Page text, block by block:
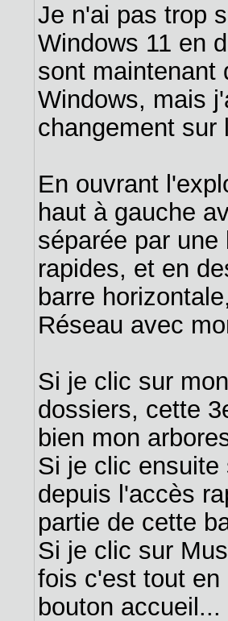
Je n'ai pas trop
Windows 11 en
sont maintenant
Windows, mais
changement sur
En ouvrant
haut à gauche
séparée par
rapides, et en
barre
Réseau avec
Si je clic sur
dossiers, cette
bien mon
Si je clic ensuite
depuis l'accès
partie de cette
Si je clic sur
fois c'est tout en
bouton accueil...